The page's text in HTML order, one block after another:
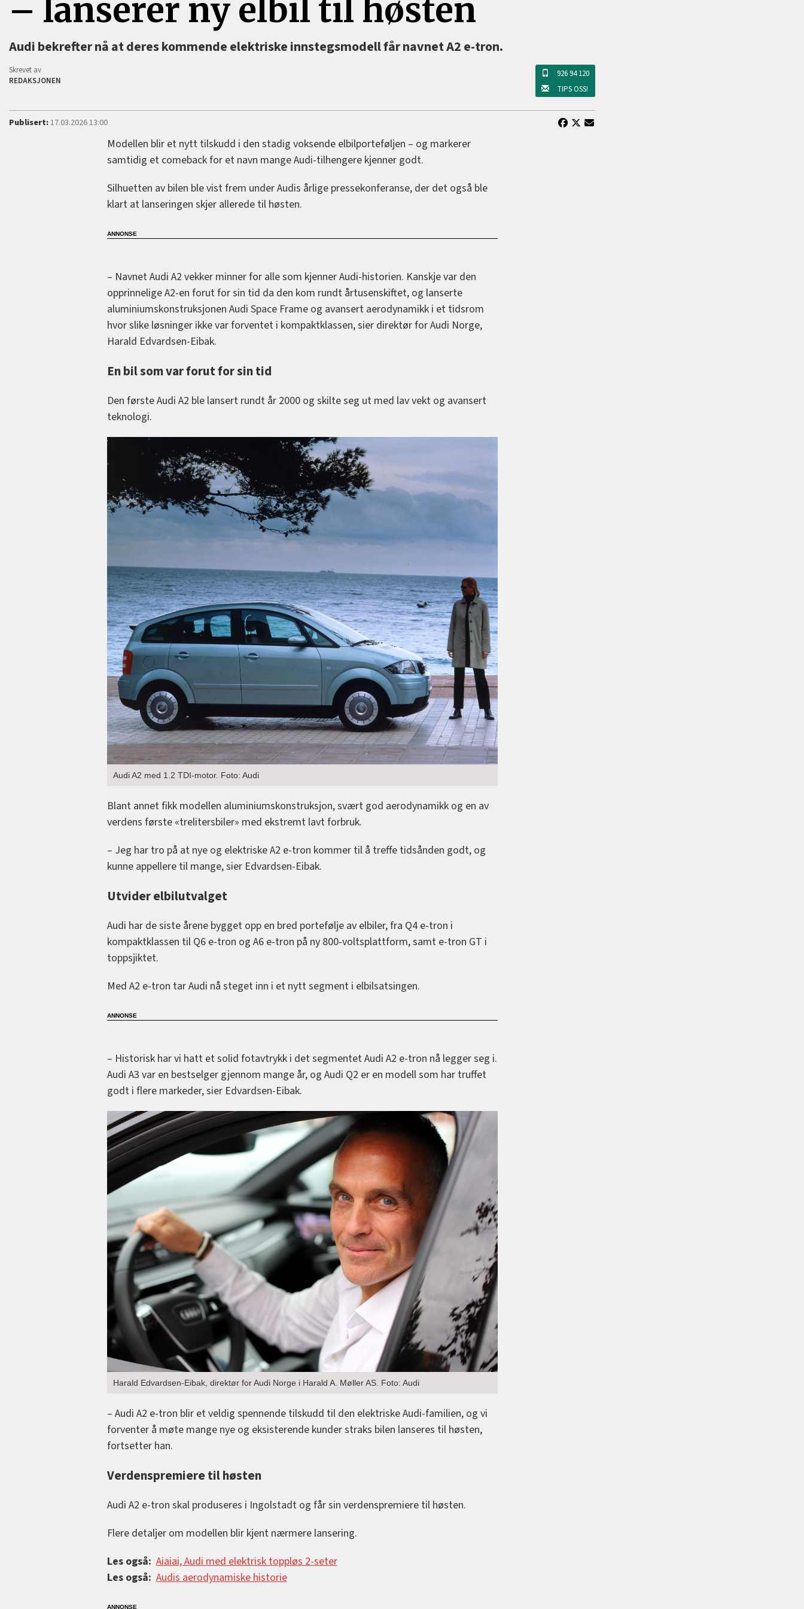
–⁠ lanserer ny elbil til høsten
Audi bekrefter nå at deres kommende elektriske innstegsmodell får navnet A2 e-tron.
Skrevet av
REDAKSJONEN
926 94 120
TIPS OSS!
Publisert:17.03.2026 13:00
Modellen blir et nytt tilskudd i den stadig voksende elbilporteføljen – og markerer
samtidig et comeback for et navn mange Audi-tilhengere kjenner godt.
Silhuetten av bilen ble vist frem under Audis årlige pressekonferanse, der det også ble
klart at lanseringen skjer allerede til høsten.
– Navnet Audi A2 vekker minner for alle som kjenner Audi-historien. Kanskje var den
opprinnelige A2-en forut for sin tid da den kom rundt årtusenskiftet, og lanserte
aluminiumskonstruksjonen Audi Space Frame og avansert aerodynamikk i et tidsrom
hvor slike løsninger ikke var forventet i kompaktklassen, sier direktør for Audi Norge,
Harald Edvardsen-Eibak.
En bil som var forut for sin tid
Den første Audi A2 ble lansert rundt år 2000 og skilte seg ut med lav vekt og avansert
teknologi.
Audi A2 med 1.2 TDI-motor. Foto: Audi
Blant annet fikk modellen aluminiumskonstruksjon, svært god aerodynamikk og en av
verdens første «trelitersbiler» med ekstremt lavt forbruk.
– Jeg har tro på at nye og elektriske A2 e-tron kommer til å treffe tidsånden godt, og
kunne appellere til mange, sier Edvardsen-Eibak.
Utvider elbilutvalget
Audi har de siste årene bygget opp en bred portefølje av elbiler, fra Q4 e-tron i
kompaktklassen til Q6 e-tron og A6 e-tron på ny 800-voltsplattform, samt e-tron GT i
toppsjiktet.
Med A2 e-tron tar Audi nå steget inn i et nytt segment i elbilsatsingen.
– Historisk har vi hatt et solid fotavtrykk i det segmentet Audi A2 e-tron nå legger seg i.
Audi A3 var en bestselger gjennom mange år, og Audi Q2 er en modell som har truffet
godt i flere markeder, sier Edvardsen-Eibak.
Harald Edvardsen-Eibak, direktør for Audi Norge i Harald A. Møller AS. Foto: Audi
– Audi A2 e-tron blir et veldig spennende tilskudd til den elektriske Audi-familien, og vi
forventer å møte mange nye og eksisterende kunder straks bilen lanseres til høsten,
fortsetter han.
Verdenspremiere til høsten
Audi A2 e-tron skal produseres i Ingolstadt og får sin verdenspremiere til høsten.
Flere detaljer om modellen blir kjent nærmere lansering.
Les også: Aiaiai, Audi med elektrisk toppløs 2-seter
Les også: Audis aerodynamiske historie